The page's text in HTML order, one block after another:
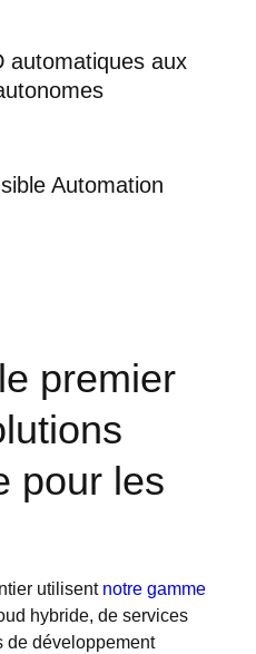
automatiques aux
Automation
premier
pour les
utilisent notre gamme
hybride, de services
de développement